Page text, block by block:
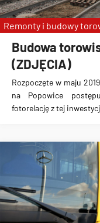
Budowa
(ZDJĘCIA)
Rozpoczęte w maju
na Popowice
fotorelację z tej
Remonty i budowy